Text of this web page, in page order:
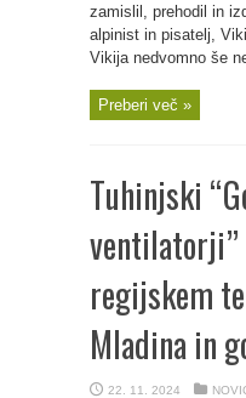
zamislil, prehodil in
alpinist in pisatelj,
Vikija nedvomno še
Preberi več »
Tuhinjski
ventilatorji”
regijskem
Mladina in
22. 11. 2024